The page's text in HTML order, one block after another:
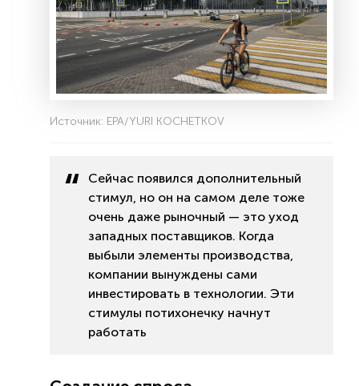
Источник: EPA/YURI KOCHETKOV
Сейчас появился дополнительный
стимул, но он на самом деле тоже
очень даже рыночный — это уход
западных поставщиков. Когда
выбыли элементы производства,
компании вынуждены сами
инвестировать в технологии. Эти
стимулы потихонечку начнут
работать